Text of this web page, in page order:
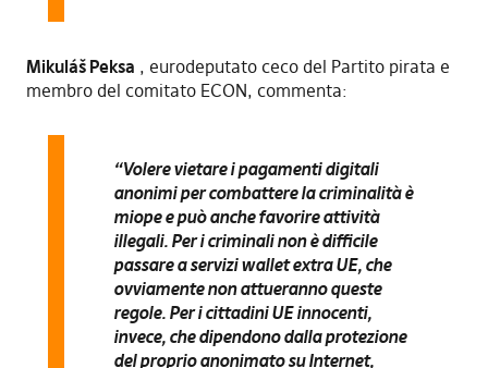
Mikuláš Peksa , eurodeputato ceco del Partito pirata e
membro del comitato ECON, commenta:
“Volere vietare i pagamenti digitali
anonimi per combattere la criminalità è
miope e può anche favorire attività
illegali. Per i criminali non è difficile
passare a servizi wallet extra UE, che
ovviamente non attueranno queste
regole. Per i cittadini UE innocenti,
invece, che dipendono dalla protezione
del proprio anonimato su Internet,